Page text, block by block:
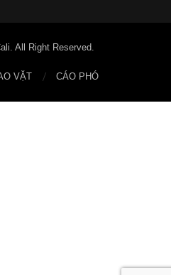
All Right Reserved.
VẶT CÁO PHÓ